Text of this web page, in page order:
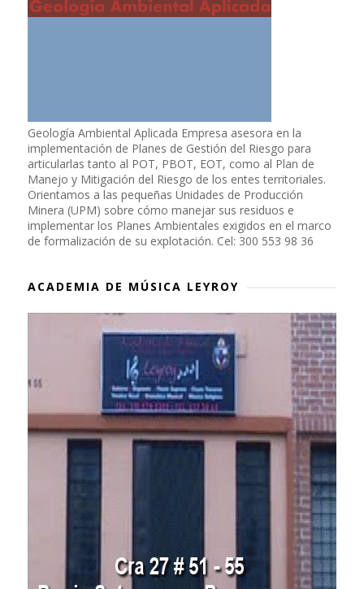
Geología Ambiental Aplicada Empresa asesora en la
implementación de Planes de Gestión del Riesgo para
articularlas tanto al POT, PBOT, EOT, como al Plan de
Manejo y Mitigación del Riesgo de los entes territoriales.
Orientamos a las pequeñas Unidades de Producción
Minera (UPM) sobre cómo manejar sus residuos e
implementar los Planes Ambientales exigidos en el marco
de formalización de su explotación. Cel: 300 553 98 36
ACADEMIA DE MÚSICA LEYROY